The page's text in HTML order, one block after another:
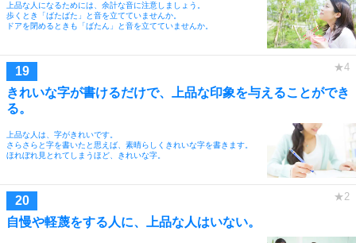
上品な人になるためには、余計な音に注意しましょう。
歩くとき「ばたばた」と音を立てていませんか。
ドアを閉めるときも「ばたん」と音を立てていませんか。
きれいな字が書けるだけで、上品な印象を与えることができ
る。
上品な人は、字がきれいです。
さらさらと字を書いたと思えば、素晴らしくきれいな字を書きます。
ほれぼれ見とれてしまうほど、きれいな字。
自慢や軽蔑をする人に、上品な人はいない。